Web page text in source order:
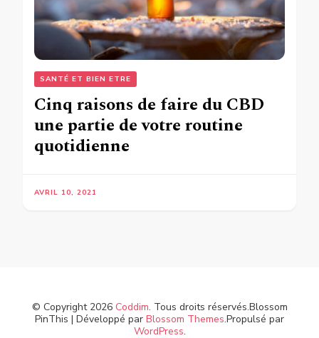
SANTÉ ET BIEN ETRE
Cinq raisons de faire du CBD
une partie de votre routine
quotidienne
AVRIL 10, 2021
© Copyright 2026 Coddim. Tous droits réservés.Blossom
PinThis | Développé par Blossom Themes.Propulsé par
WordPress.